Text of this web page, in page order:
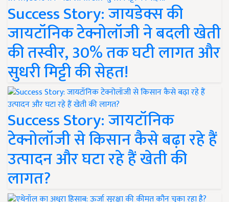
Success Story: जायडेक्स की
जायटॉनिक टेक्नोलॉजी ने बदली खेती
की तस्वीर, 30% तक घटी लागत और
सुधरी मिट्टी की सेहत!
Success Story: जायटॉनिक
टेक्नोलॉजी से किसान कैसे बढ़ा रहे हैं
उत्पादन और घटा रहे हैं खेती की
लागत?